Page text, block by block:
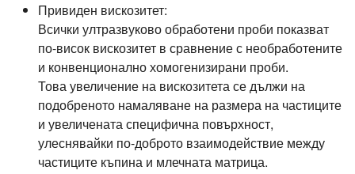
Привиден вискозитет:
Всички ултразвуково обработени проби показват
по-висок вискозитет в сравнение с необработените
и конвенционално хомогенизирани проби.
Това увеличение на вискозитета се дължи на
подобреното намаляване на размера на частиците
и увеличената специфична повърхност,
улеснявайки по-доброто взаимодействие между
частиците къпина и млечната матрица.